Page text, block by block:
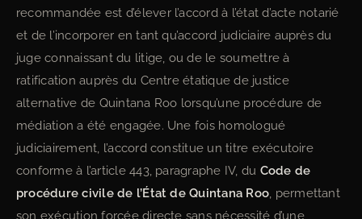
recommandée est d’élever l’accord à l’état d’acte notarié
et de l’incorporer en tant qu’accord judiciaire auprès du
juge connaissant du litige, ou de le soumettre à
ratification auprès du Centre étatique de justice
alternative de Quintana Roo lorsqu’une procédure de
médiation a été engagée. Une fois homologué
judiciairement, l’accord constitue un titre exécutoire
conforme à l’article 443, paragraphe IV, du Code de
procédure civile de l’État de Quintana Roo, permettant
son exécution forcée directe sans nécessité d’une